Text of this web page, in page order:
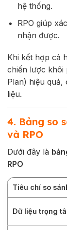
hệ thống.
RPO giúp
nhận được.
Khi kết hợp cả
chiến lược khôi
Plan) hiệu quả,
liệu.
4. Bảng so
và RPO
Dưới đây là
RPO
Tiêu chí so
Dữ liệu trọng